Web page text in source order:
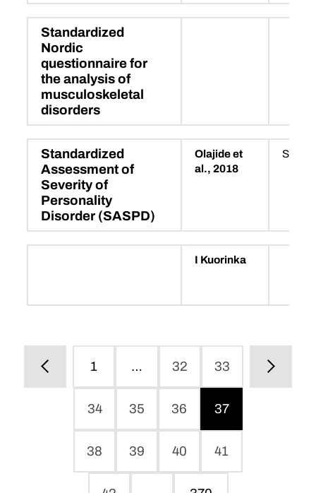
Standardized
Nordic
questionnaire for
the analysis of
musculoskeletal
disorders
Standardized
Assessment of
Severity of
Personality
Disorder (SASPD)
Olajide et
al., 2018
I Kuorinka
1 … 32 33
34 35 36 37
38 39 40 41